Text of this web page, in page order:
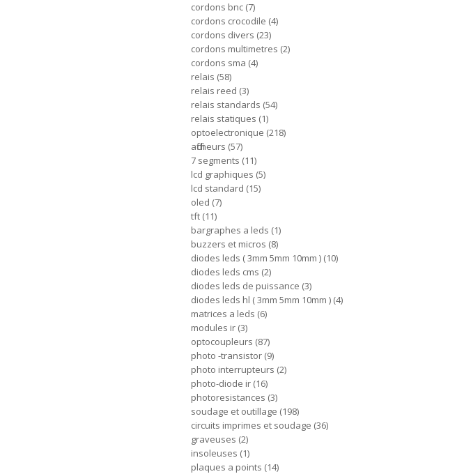
cordons bnc 7
cordons crocodile 4
cordons divers 23
cordons multimetres 2
cordons sma 4
relais 58
relais reed 3
relais standards 54
relais statiques 1
optoelectronique 218
afficheurs 57
7 segments 11
lcd graphiques 5
lcd standard 15
oled 7
tft 11
bargraphes a leds 1
buzzers et micros 8
diodes leds ( 3mm 5mm 10mm ) 10
diodes leds cms 2
diodes leds de puissance 3
diodes leds hl ( 3mm 5mm 10mm ) 4
matrices a leds 6
modules ir 3
optocoupleurs 87
photo -transistor 9
photo interrupteurs 2
photo-diode ir 16
photoresistances 3
soudage et outillage 198
circuits imprimes et soudage 36
graveuses 2
insoleuses 1
plaques a points 14